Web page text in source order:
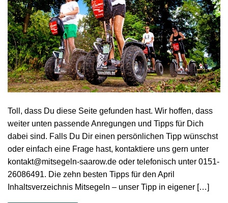
Toll, dass Du diese Seite gefunden hast. Wir hoffen, dass
weiter unten passende Anregungen und Tipps für Dich
dabei sind. Falls Du Dir einen persönlichen Tipp wünschst
oder einfach eine Frage hast, kontaktiere uns gern unter
kontakt@mitsegeln-saarow.de oder telefonisch unter 0151-
26086491. Die zehn besten Tipps für den April
Inhaltsverzeichnis Mitsegeln – unser Tipp in eigener […]